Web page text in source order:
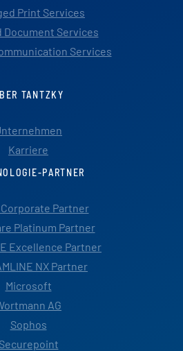
Print Services
Document Services
Services
TANTZKY
Karriere
PARTNER
Corporate Partner
Platinum Partner
Excellence Partner
NX Partner
Microsoft
AG
Sophos
Securepoint